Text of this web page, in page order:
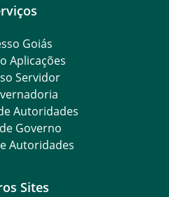
Goiás
Aplicações
Servidor
Autoridades
Governo
Autoridades
Sites